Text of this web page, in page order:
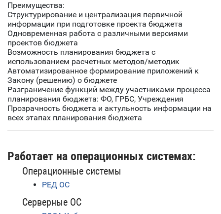
Преимущества:
Структурирование и централизация первичной
информации при подготовке проекта бюджета
Одновременная работа с различными версиями
проектов бюджета
Возможность планирования бюджета с
использованием расчетных методов/методик
Автоматизированное формирование приложений к
Закону (решению) о бюджете
Разграничение функций между участниками процесса
планирования бюджета: ФО, ГРБС, Учреждения
Прозрачность бюджета и актульность информации на
всех этапах планирования бюджета
Работает на операционных системах:
Операционные системы
РЕД ОС
Серверные ОС